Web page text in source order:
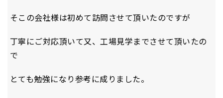
そこの会社様は初めて訪問させて頂いたのですが
丁寧にご対応頂いて又、工場見学までさせて頂いたの
で
とても勉強になり参考に成りました。